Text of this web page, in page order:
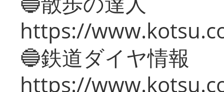
https://
🔵鉄道ダイヤ情報
https://